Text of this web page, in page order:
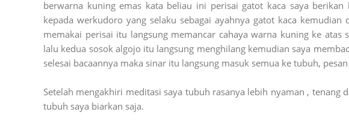
berwarna kuning emas kata beliau ini perisai gatot kaca saya
kepada werkudoro yang selaku sebagai ayahnya gatot kaca
memakai perisai itu langsung memancar cahaya warna kuning ke atas
lalu kedua sosok algojo itu langsung menghilang kemudian saya
selesai bacaannya maka sinar itu langsung masuk semua ke tubuh,
Setelah mengakhiri meditasi saya tubuh rasanya lebih nyaman , tenang
tubuh saya biarkan saja.